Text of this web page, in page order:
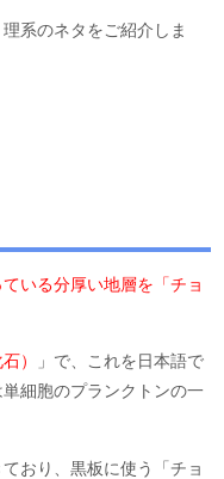
系のネタをご紹介しま
いる分厚い地層を「チョ
）
」で、これを日本語で
細胞のプランクトンの一
おり、黒板に使う「チョ